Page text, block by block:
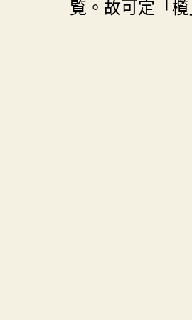
覧。故可定「